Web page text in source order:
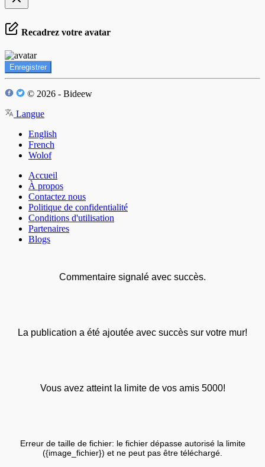
Recadrez votre avatar
Enregistrer
© 2026 - Bideew
Langue
English
French
Wolof
Accueil
À propos
Contactez nous
Politique de confidentialité
Conditions d'utilisation
Partenaires
Blogs
Commentaire signalé avec succès.
La publication a été ajoutée avec succès sur votre mur!
Vous avez atteint la limite de vos amis 5000!
Erreur de taille de fichier: le fichier dépasse autorisé la limite
({image_fichier}) et ne peut pas être téléchargé.